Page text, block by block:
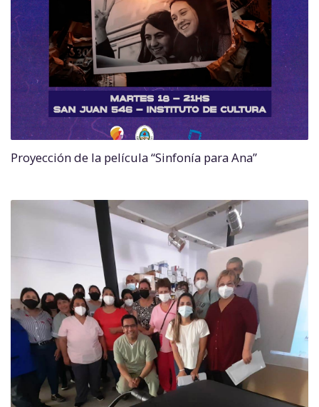
Proyección de la película “Sinfonía para Ana”